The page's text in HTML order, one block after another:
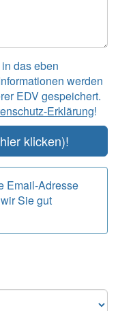
das eben
werden
EDV gespeichert.
Erklärung!
klicken)!
Email-Adresse
Sie gut